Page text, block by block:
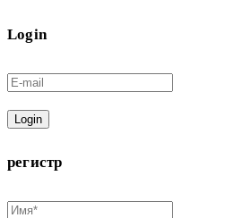
Login
Login
регистр